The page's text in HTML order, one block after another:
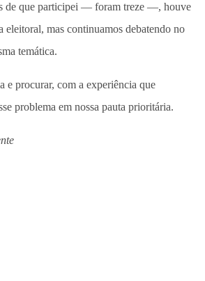
de que participei — foram treze —, houve
eleitoral, mas continuamos debatendo no
temática.
e procurar, com a experiência que
problema em nossa pauta prioritária.